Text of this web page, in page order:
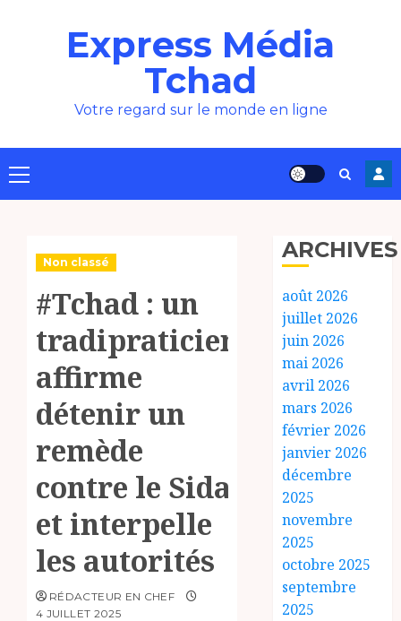
Express Média
Tchad
Votre regard sur le monde en ligne
Menu
principal
Non classé
#Tchad : un
tradipraticien
affirme
détenir un
remède
contre le Sida
et interpelle
les autorités
RÉDACTEUR EN CHEF
4 JUILLET 2025
ARCHIVES
août 2026
juillet 2026
juin 2026
mai 2026
avril 2026
mars 2026
février 2026
janvier 2026
décembre
2025
novembre
2025
octobre 2025
septembre
2025